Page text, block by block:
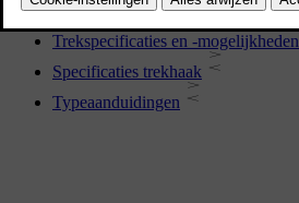
Gewichten
Trekspecificaties en -mogelijkheden
Specificaties trekhaak
Typeaanduidingen